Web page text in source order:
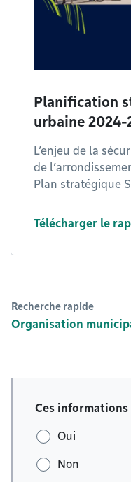
Planification
urbaine 2024-
L’enjeu de la
de
Plan stratégique
Télécharger le
Recherche rapide
Organisation
Ces
Oui
Non